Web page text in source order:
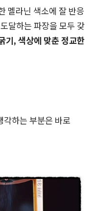
멜라닌 색소에 잘 반응
달하는 파장을 모두 갖
기, 색상에 맞춘 정교한
각하는 부분은 바로